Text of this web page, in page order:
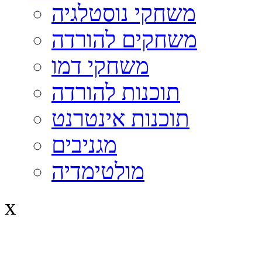
משחקי נוסטלגיה
משחקים להורדה
משחקי דמו
תוכנות להורדה
תוכנות אינטרנט
מגניבים
מולטימדיה
x